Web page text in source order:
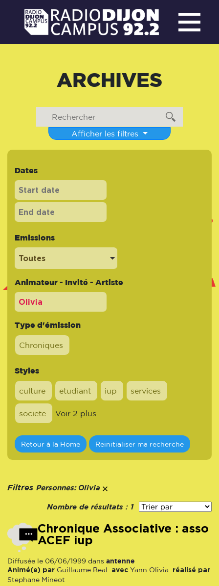
ARCHIVES
Afficher les filtres
Dates
Emissions
Toutes
Animateur - Invité - Artiste
Type d'émission
Chroniques
Styles
culture etudiant iup services
societe Voir 2 plus
Retour à la Home Reinitialiser ma recherche
Filtres Personnes: Olivia
Nombre de résultats : 1
Chronique Associative : asso
ACEF iup
Diffusée le 06/06/1999 dans antenne
Animé(e) par Guillaume Beal avec Yann Olivia réalisé par
Stephane Mineot